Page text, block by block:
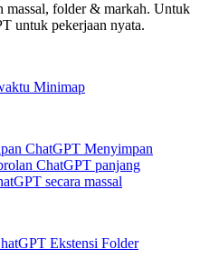
massal, folder & markah. Untuk
untuk pekerjaan nyata.
Minimap
ChatGPT Menyimpan
ChatGPT panjang
secara massal
Ekstensi Folder